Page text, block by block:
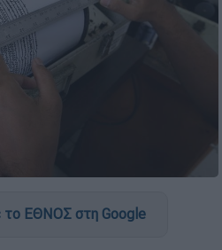
το ΕΘΝΟΣ στη Google